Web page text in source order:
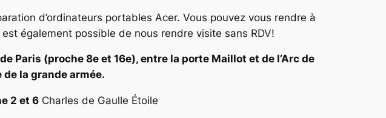
d’ordinateurs portables Acer. Vous pouvez vous rendre à
également possible de nous rendre visite sans RDV!
Paris (proche 8e et 16e), entre la porte Maillot et de l’Arc de
de la grande armée.
2 et 6Charles de Gaulle Étoile